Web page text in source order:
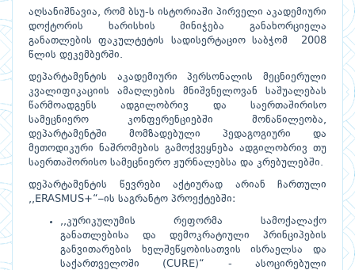
აღსანიშნავია, რომ ბსუ-ს ისტორიაში პირველი აკადემიური
დოქტორის ხარისხის მინიჭება განახორციელა
განათლების ფაკულტეტის სადისერტაციო საბჭომ 2008
წლის დეკემბერში.
დეპარტამენტის აკადემიური პერსონალის მეცნიერული
კვალიფიკაციის ამაღლების მნიშვნელოვან საშუალებას
წარმოადგენს ადგილობრივ და საერთაშირისო
სამეცნიერო კონფერენციებში მონაწილეობა,
დეპარტამენტში მომზადებული პედაგოგიური და
მეთოდიკური ნაშრომების გამოქვეყნება ადგილობრივ თუ
საერთაშორისო სამეცნიერო ჟურნალებსა და კრებულებში.
დეპარტამენტის წევრები აქტიურად არიან ჩართული
,,ERASMUS+“–ის საგრანტო პროექტებში:
,,კურიკულუმის რეფორმა სამოქალაქო
განათლებისა და დემოკრატიული პრინციპების
განვითარების ხელშეწყობისათვის ისრაელსა და
საქართველოში (CURE)“ - ასოცირებული